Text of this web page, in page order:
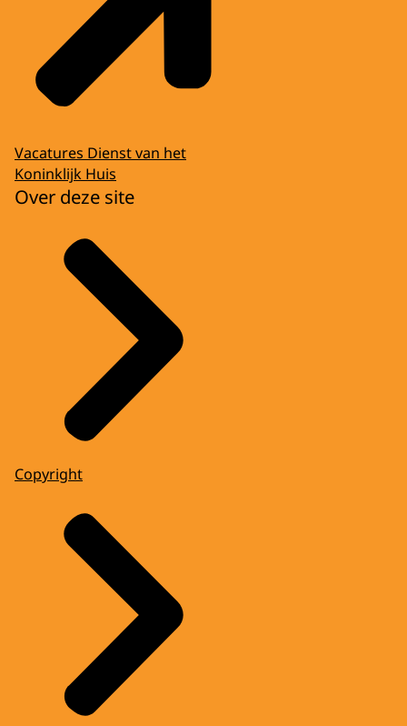
Vacatures Dienst van het
Koninklijk Huis
Over deze site
Copyright